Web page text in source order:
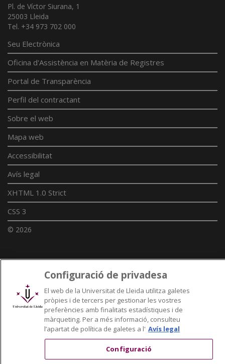
Pl. de Víctor Siurana, 1
25003 Lleida
Tel. +34 973 702 000
Seu Electrònica
Oficina d'Assistència en Matèria de Registres
Portal de Transparència
Perfil del contractant
Sobre el web
Mapa web
Accessibilitat
Avís legal
XHTML 1.0 Strict
CSS 3
© 2026
Enllaços UdL
Xarxes universitàries
Configuració de privadesa
El web de la Universitat de Lleida utilitza galetes
pròpies i de tercers per gestionar les vostres
preferències amb finalitats estadístiques i de
màrqueting. Per a més informació, consulteu
l’apartat de política de galetes a l' Avís legal
Configuració